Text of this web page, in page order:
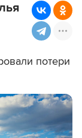
потери